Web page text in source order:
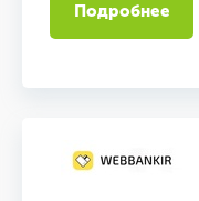
Подробнее